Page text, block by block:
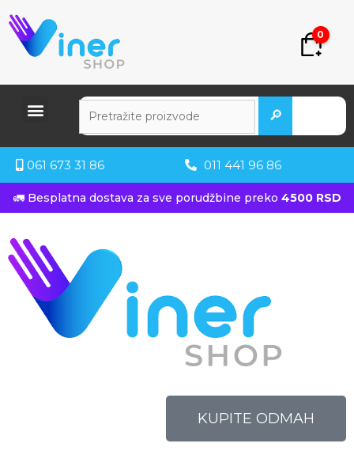
0
🔎
061 673 31 86 011 441 96 86
🚛 Besplatna dostava za sve porudžbine preko 4500 RSD
KUPITE ODMAH